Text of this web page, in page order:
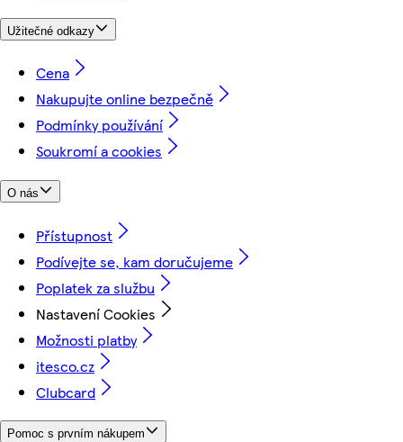
Užitečné odkazy
Cena
Nakupujte online bezpečně
Podmínky používání
Soukromí a cookies
O nás
Přístupnost
Podívejte se, kam doručujeme
Poplatek za službu
Nastavení Cookies
Možnosti platby
itesco.cz
Clubcard
Pomoc s prvním nákupem